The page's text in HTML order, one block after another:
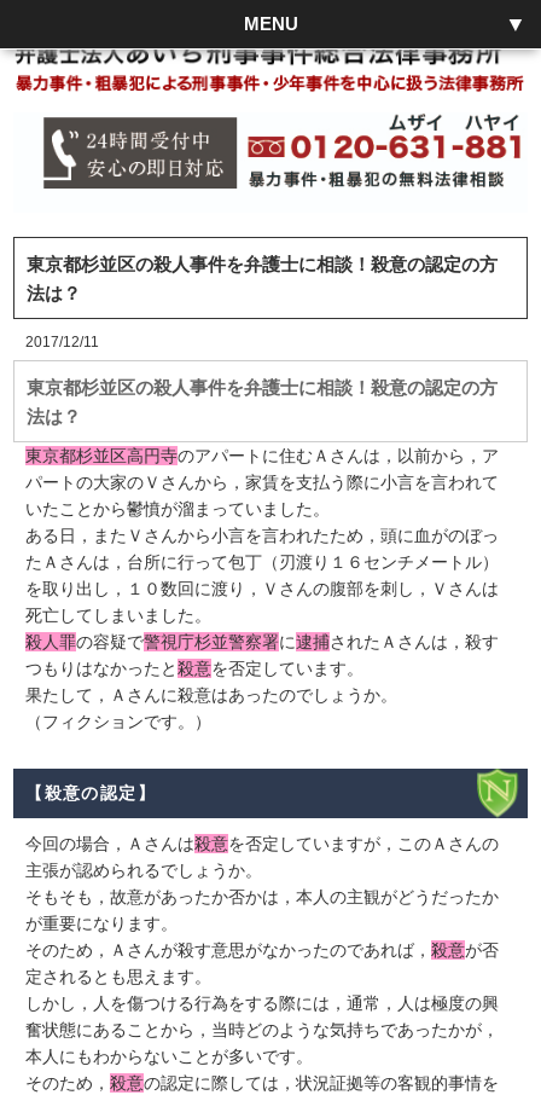
MENU
東京都杉並区の殺人事件を弁護士に相談！殺意の認定の方
法は？
2017/12/11
東京都杉並区の殺人事件を弁護士に相談！殺意の認定の方
法は？
東京都杉並区高円寺のアパートに住むＡさんは，以前から，ア
パートの大家のＶさんから，家賃を支払う際に小言を言われて
いたことから鬱憤が溜まっていました。
ある日，またＶさんから小言を言われたため，頭に血がのぼっ
たＡさんは，台所に行って包丁（刃渡り１６センチメートル）
を取り出し，１０数回に渡り，Ｖさんの腹部を刺し，Ｖさんは
死亡してしまいました。
殺人罪の容疑で警視庁杉並警察署に逮捕されたＡさんは，殺す
つもりはなかったと殺意を否定しています。
果たして，Ａさんに殺意はあったのでしょうか。
（フィクションです。）
【殺意の認定】
今回の場合，Ａさんは殺意を否定していますが，このＡさんの
主張が認められるでしょうか。
そもそも，故意があったか否かは，本人の主観がどうだったか
が重要になります。
そのため，Ａさんが殺す意思がなかったのであれば，殺意が否
定されるとも思えます。
しかし，人を傷つける行為をする際には，通常，人は極度の興
奮状態にあることから，当時どのような気持ちであったかが，
本人にもわからないことが多いです。
そのため，殺意の認定に際しては，状況証拠等の客観的事情を